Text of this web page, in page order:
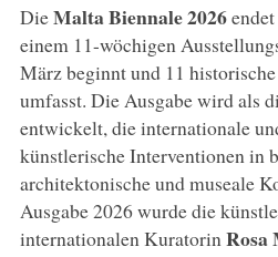
DieMalta Biennale 2026endet
einem 11-wöchigen
März beginnt und 11
umfasst. Die Ausgabe wird als
entwickelt, die internationale
künstlerische Interventionen in
architektonische und museale
Ausgabe 2026 wurde die
internationalen Kuratorin Rosa